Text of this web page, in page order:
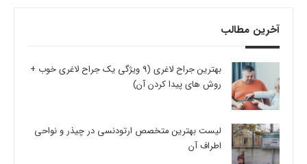
آخرین مطالب
بهترین جراح لاغری (9 ویژگی یک جراح لاغری خوب +
روش های پیدا کردن آن)
لیست بهترین متخصص ارتودنسی در چیذر و نواحی
اطراف آن